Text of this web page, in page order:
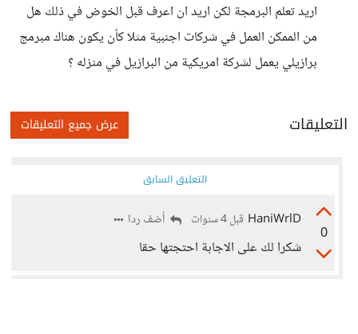
اريد تعلم البرمجة لكن اريد ان اعرف قبل الخوض في ذلك هل
من الممكن العمل في شركات اجنبية مثلا كأن يكون هناك مبرمج
برازيلي يعمل لشركة امريكية من البرازيل في منزله ؟
التعليقات عرض جميع التعليقات
التعليق السابق
0
HaniWrlD قبل 4 سنوات أضف ردا
شكرا لك على الاجابة احتجتها حقا